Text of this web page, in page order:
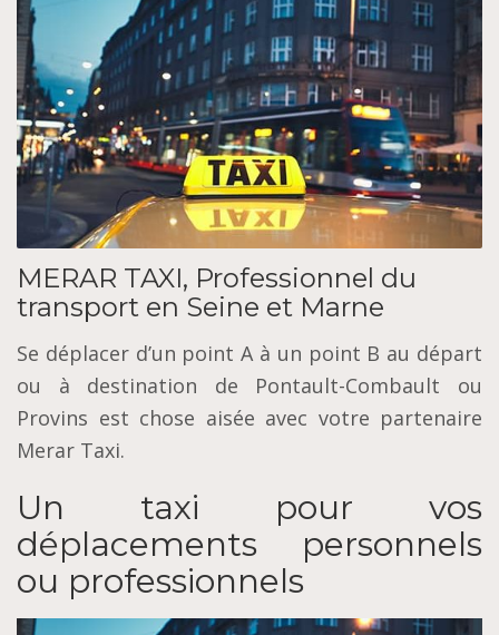
MERAR TAXI, Professionnel du
transport en Seine et Marne
Se déplacer d’un point A à un point B au départ
ou à destination de Pontault-Combault ou
Provins est chose aisée avec votre partenaire
Merar Taxi.
Un taxi pour vos
déplacements personnels
ou professionnels